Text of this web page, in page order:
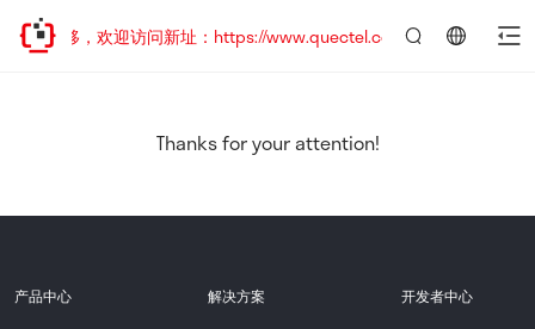
址已迁移，欢迎访问新址：https://www.quectel.com.cn
Thanks for your attention!
产品中心 解决方案 开发者中心